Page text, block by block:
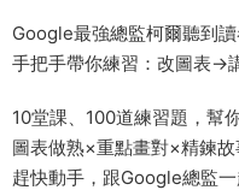
Google最強總監柯爾聽到
手把手帶你練習：改圖表→
10堂課、100道練習題，幫
圖表做熟×重點畫對×精鍊
趕快動手，跟Google總監一